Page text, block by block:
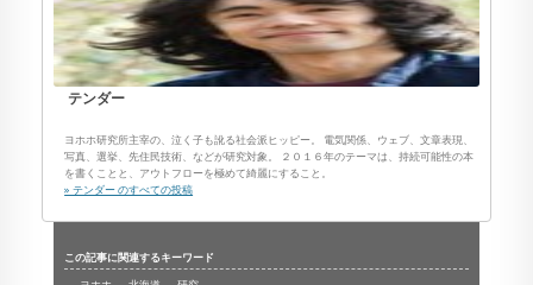
テンダー
ヨホホ研究所主宰の、泣く子も訛る社会派ヒッピー。 電気関係、ウェブ、文章表現、
写真、選挙、先住民技術、などが研究対象。 ２０１６年のテーマは、持続可能性の本
を書くことと、アウトフローを極めて綺麗にすること。
» テンダー のすべての投稿
この記事に関連するキーワード